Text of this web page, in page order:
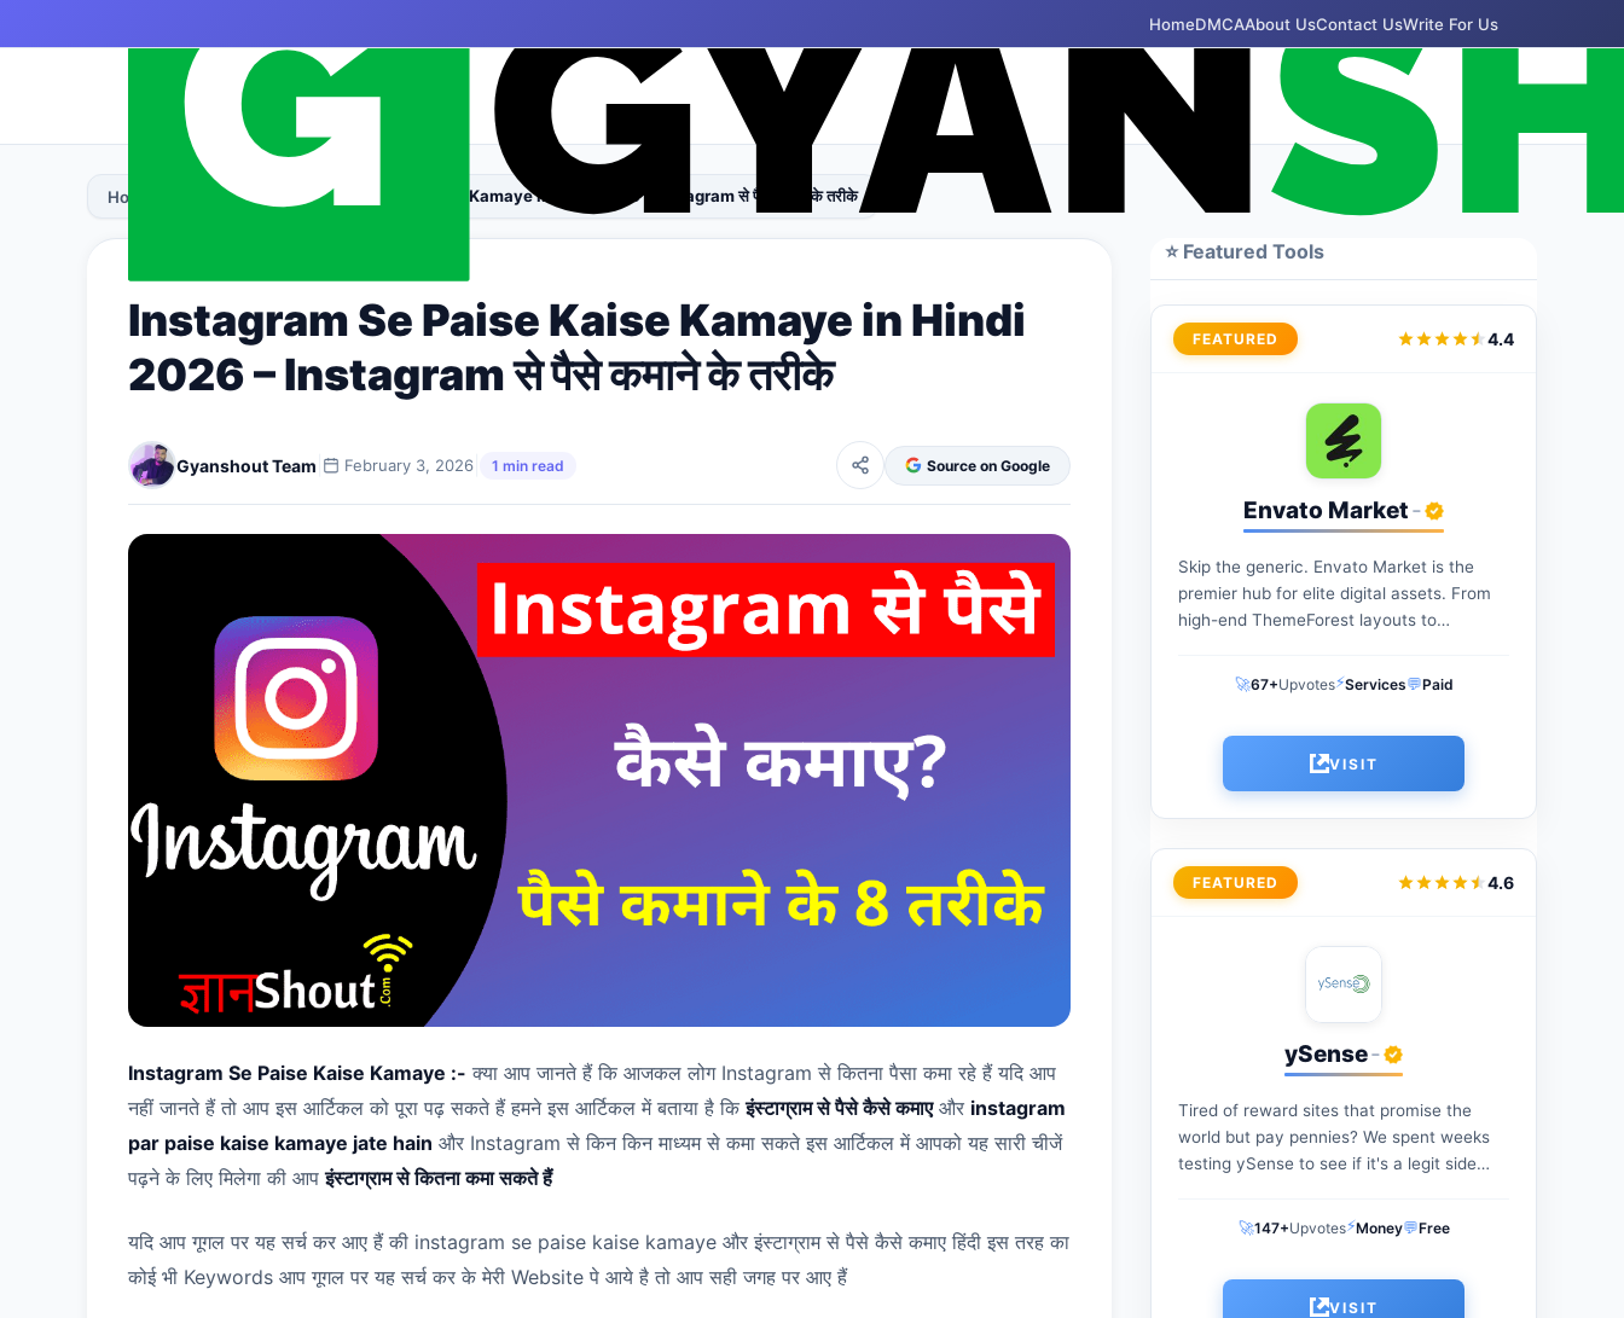
HomeDMCAAbout UsContact UsWrite For Us
Home Make Money Instagram Se Paise Kaise Kamaye in Hindi 2026 – Instagram से पैसे कमाने के तरीके
Instagram Se Paise Kaise Kamaye in Hindi
2026 – Instagram से पैसे कमाने के तरीके
Gyanshout Team February 3, 2026 1 min read Source on Google
Instagram Se Paise Kaise Kamaye :- क्या आप जानते हैं कि आजकल लोग Instagram से कितना पैसा कमा रहे हैं यदि आप
नहीं जानते हैं तो आप इस आर्टिकल को पूरा पढ़ सकते हैं हमने इस आर्टिकल में बताया है किइंस्टाग्राम से पैसे कैसे कमाएऔर instagram
par paise kaise kamaye jate hain और Instagram से किन किन माध्यम से कमा सकते इस आर्टिकल में आपको यह सारी चीजें
पढ़ने के लिए मिलेगा की आपइंस्टाग्राम से कितना कमा सकते हैं
यदि आप गूगल पर यह सर्च कर आए हैं की instagram se paise kaise kamaye और इंस्टाग्राम से पैसे कैसे कमाए हिंदी इस तरह का
कोई भी Keywords आप गूगल पर यह सर्च कर के मेरी Website पे आये है तो आप सही जगह पर आए हैं
⭐ Featured Tools
FEATURED 4.4
Envato Market-
Skip the generic. Envato Market is the
premier hub for elite digital assets. From
high-end ThemeForest layouts to
professional tools with a one-time
payment. The perfect...
🚀67+Upvotes⚡Services💬Paid
VISIT
FEATURED 4.6
ySense-
Tired of reward sites that promise the
world but pay pennies? We spent weeks
testing ySense to see if it's a legit side
🚀147+Upvotes⚡Money💬Free
VISIT